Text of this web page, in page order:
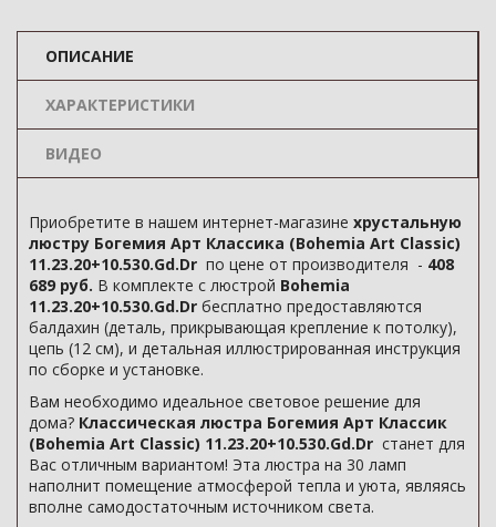
ОПИСАНИЕ
ХАРАКТЕРИСТИКИ
ВИДЕО
Приобретите в нашем интернет-магазине хрустальную
люстру Богемия Арт Классика (Bohemia Art Classic)
11.23.20+10.530.Gd.Dr по цене от производителя - 408
689 руб. В комплекте с люстрой Bohemia
11.23.20+10.530.Gd.Dr бесплатно предоставляются
балдахин (деталь, прикрывающая крепление к потолку),
цепь (12 см), и детальная иллюстрированная инструкция
по сборке и установке.
Вам необходимо идеальное световое решение для
дома? Классическая люстра Богемия Арт Классик
(Bohemia Art Classic) 11.23.20+10.530.Gd.Dr станет для
Вас отличным вариантом! Эта люстра на 30 ламп
наполнит помещение атмосферой тепла и уюта, являясь
вполне самодостаточным источником света.